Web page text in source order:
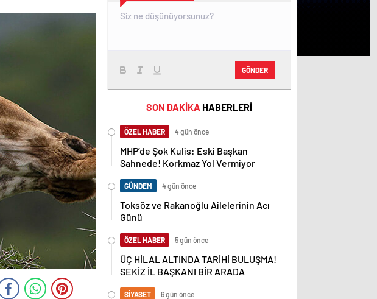
GÖNDER
SON DAKİKA HABERLERİ
ÖZEL HABER 4 gün önce
MHP’de Şok Kulis: Eski Başkan
Sahnede! Korkmaz Yol Vermiyor
GÜNDEM 4 gün önce
Toksöz ve Rakanoğlu Ailelerinin Acı
Günü
ÖZEL HABER 5 gün önce
ÜÇ HİLAL ALTINDA TARİHİ BULUŞMA!
SEKİZ İL BAŞKANI BİR ARADA
SİYASET 6 gün önce